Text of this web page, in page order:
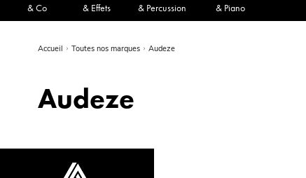
& Co & Effets & Percussion & Piano
Accueil Toutes nos marques Audeze
Audeze